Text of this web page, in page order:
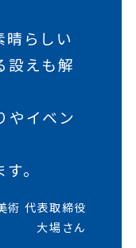
晴らしい
設えも解
やイベン
。
術 代表取締役
大場さん